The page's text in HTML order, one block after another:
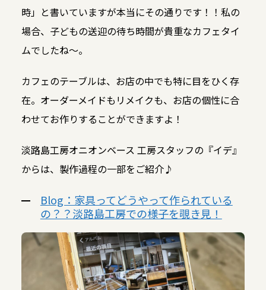
時」と書いていますが本当にその通りです！！私の
場合、子どもの送迎の待ち時間が貴重なカフェタイ
ムでしたね～。
カフェのテーブルは、お店の中でも特に目をひく存
在。オーダーメイドもリメイクも、お店の個性に合
わせてお作りすることができますよ！
淡路島工房オニオンベース 工房スタッフの『イデ』
からは、製作過程の一部をご紹介♪
Blog：家具ってどうやって作られている
の？？淡路島工房での様子を覗き見！